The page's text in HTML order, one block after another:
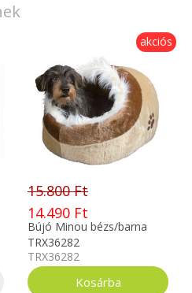
akciós
15.800 Ft
14.490 Ft
Bújó Minou bézs/barna
TRX36282
TRX36282